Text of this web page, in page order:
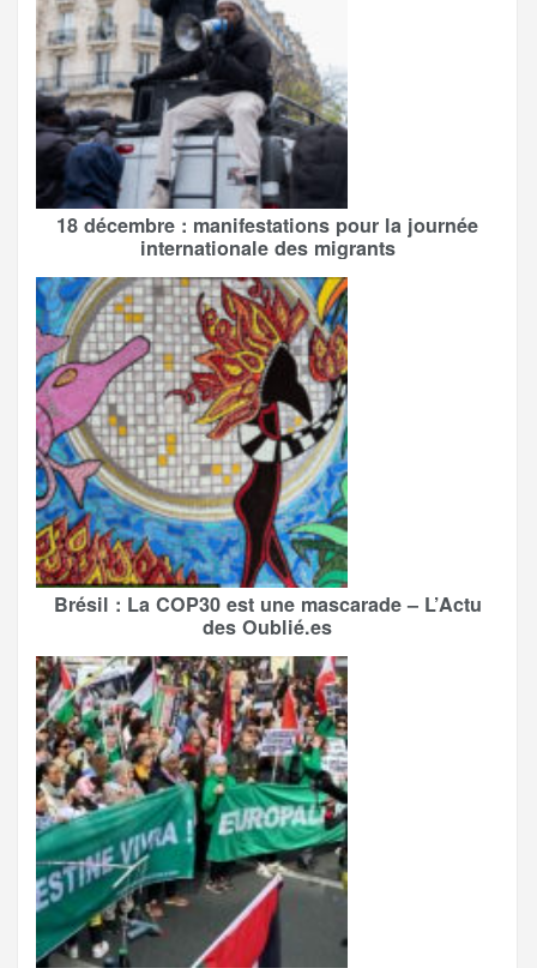
18 décembre : manifestations pour la journée
internationale des migrants
Brésil : La COP30 est une mascarade – L’Actu
des Oublié.es